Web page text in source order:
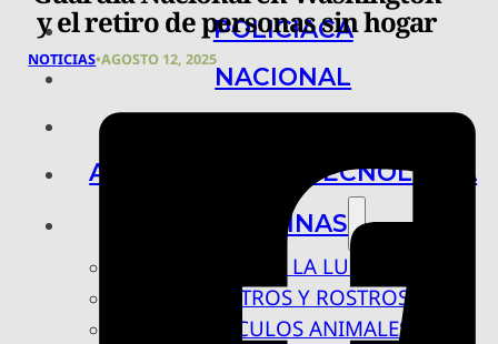
POLICIACA
NACIONAL
ARTE, CIENCIA Y TECNOLOGÍA
COLUMNAS
BAJO LA LUPA
RASTROS Y ROSTROS
VÍNCULOS ANIMALES
y el retiro de personas sin hogar
NOTICIAS•AGOSTO 12, 2025